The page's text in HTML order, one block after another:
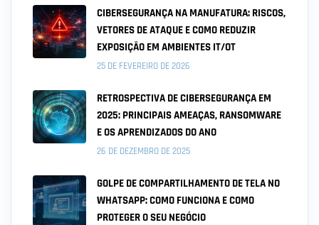
CIBERSEGURANÇA NA MANUFATURA: RISCOS,
VETORES DE ATAQUE E COMO REDUZIR
EXPOSIÇÃO EM AMBIENTES IT/OT
25 DE FEVEREIRO DE 2026
RETROSPECTIVA DE CIBERSEGURANÇA EM
2025: PRINCIPAIS AMEAÇAS, RANSOMWARE
E OS APRENDIZADOS DO ANO
26 DE DEZEMBRO DE 2025
GOLPE DE COMPARTILHAMENTO DE TELA NO
WHATSAPP: COMO FUNCIONA E COMO
PROTEGER O SEU NEGÓCIO